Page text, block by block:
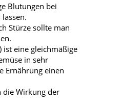
Blutungen bei
Stürze sollte man
eine gleichmäßige
in sehr
Ernährung einen
die Wirkung der